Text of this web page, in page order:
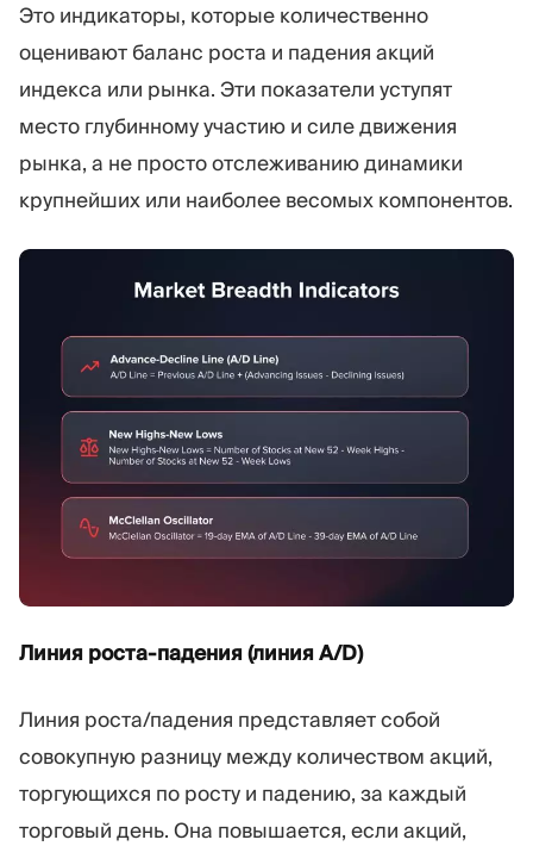
Это индикаторы, которые количественно
оценивают баланс роста и падения акций
индекса или рынка. Эти показатели уступят
место глубинному участию и силе движения
рынка, а не просто отслеживанию динамики
крупнейших или наиболее весомых компонентов.
Линия роста-падения (линия A/D)
Линия роста/падения представляет собой
совокупную разницу между количеством акций,
торгующихся по росту и падению, за каждый
торговый день. Она повышается, если акций,